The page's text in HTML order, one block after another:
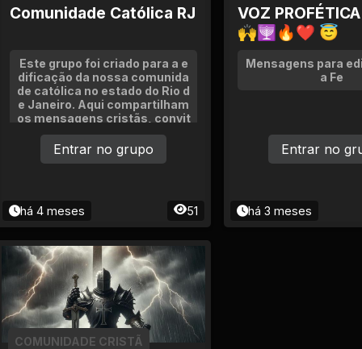
Comunidade Católica RJ
Este grupo foi criado para a e
dificação da nossa comunida
de católica no estado do Rio d
e Janeiro. Aqui compartilham
os mensagens cristãs, convit
es para missas, eventos relig
iosos, avisos paroquiais e inf
ormações importantes para n
há 4 meses 51
Entrar no grupo
VOZ
🙌🕎🔥❤ 😇
Mensagens para
a Fe
há 3 meses
Entrar no
COMUNIDADE CRISTÃ